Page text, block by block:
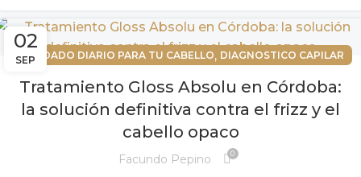
02
SEPCUIDADO DIARIO PARA TU CABELLO, DIAGNOSTICO CAPILAR
Tratamiento Gloss Absolu en Córdoba:
la solución definitiva contra el frizz y el
cabello opaco
Facundo Pepino 0